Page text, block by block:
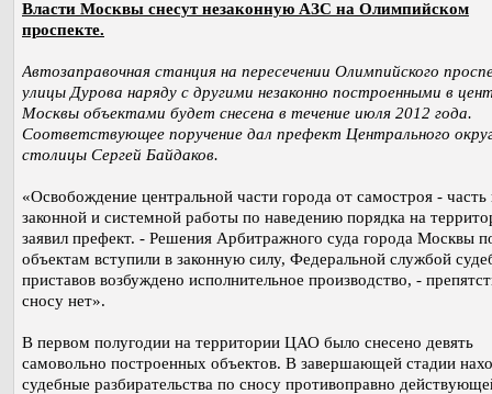
Власти Москвы снесут незаконную АЗС на Олимпийском
проспекте.
Автозаправочная станция на пересечении Олимпийского
улицы Дурова наряду с другими незаконно построенными в
Москвы объектами будет снесена в течение июля 2012 года.
Соответствующее поручение дал префект Центрального
столицы Сергей Байдаков.
«Освобождение центральной части города от самостроя -
законной и системной работы по наведению порядка на
заявил префект. - Решения Арбитражного суда города Москвы
объектам вступили в законную силу, Федеральной службой
приставов возбуждено исполнительное производство, -
сносу нет».
В первом полугодии на территории ЦАО было снесено девять
самовольно построенных объектов. В завершающей стадии
судебные разбирательства по сносу противоправно